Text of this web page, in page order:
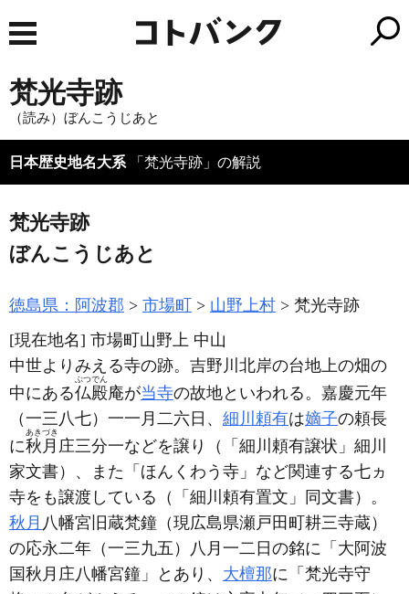
梵光寺跡
（読み）ぼんこうじあと
日本歴史地名大系 「梵光寺跡」の解説
梵光寺跡
ぼんこうじあと
徳島県：阿波郡 市場町 山野上村
梵光寺跡
[現在地名] 市場町山野上 中山
中世よりみえる寺の跡。吉野川北岸の台地上の畑の
中にある仏殿
ぶつでん
庵が当寺の故地といわれる。嘉慶元年
（一三八七） 一一月二六日、 細川頼有は嫡子の頼長
に秋月
あきづき
庄三分一などを譲り
（「細川頼有譲状」細川
家文書） 、また「ほんくわう寺」など関連する七ヵ
寺をも譲渡している （「細川頼有置文」同文書） 。
秋月 八幡宮旧蔵梵鐘 （現広島県瀬戸田町耕三寺蔵）
の応永二年 （一三九五） 八月一二日の銘に「大阿波
国秋月庄八幡宮鐘」とあり、 大檀那に「梵光寺守